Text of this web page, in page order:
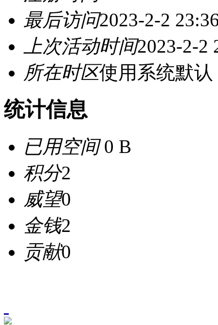
最后访问2023-2-2
上次活动时间2023-2-2
所在时区使用系统默认
统计信息
已用空间0 B
积分2
威望0
金钱2
贡献0